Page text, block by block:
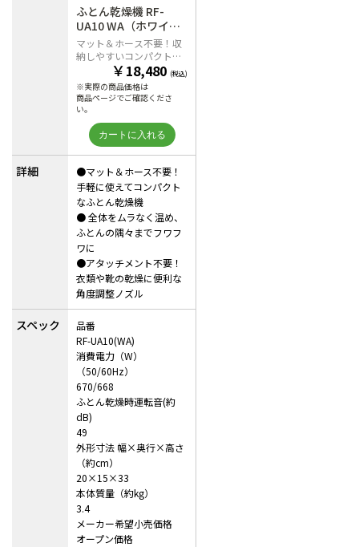
詳細
スペック
ふとん乾燥機 RF-
UA10 WA（ホワイ
ト）
マット＆ホース不要！収
納しやすいコンパクト設
￥18,480 (税込)
※実際の商品価格は
商品ページでご確認くださ
い。
●マット＆ホース不要！
手軽に使えてコンパクト
なふとん乾燥機
● 全体をムラなく温め、
ふとんの隅々までフワフ
ワに
●アタッチメント不要！
衣類や靴の乾燥に便利な
角度調整ノズル
品番
RF-UA10(WA)
消費電力（W）
（50/60Hz）
670/668
ふとん乾燥時運転音(約
dB)
49
外形寸法 幅×奥行×高さ
（約cm）
20×15×33
本体質量（約kg）
3.4
メーカー希望小売価格
オープン価格